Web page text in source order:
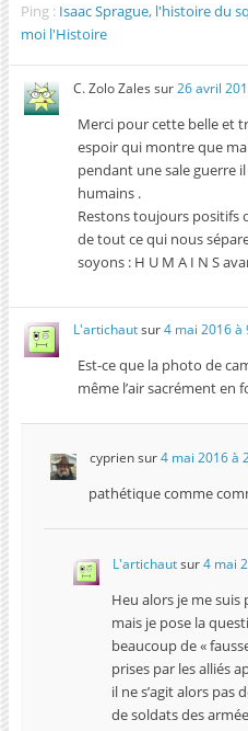
Ping : Isaac Sprague, l'histoire du
moi l'Histoire
C. Zolo Zales sur26 avril
Merci pour cette belle et
espoir qui montre que
pendant une sale guerre
humains .
Restons toujours positifs
de tout ce qui nous
soyons : H U M A I N S
L'artichautsur4 mai 2016 à
Est-ce que la photo de
même l’air sacrément en
cypriensur4 mai 2016 à
pathétique comme
L'artichautsur4 mai
Heu alors je me
mais je pose la
beaucoup de «
prises par les alliés
il ne s’agit alors pas
de soldats des